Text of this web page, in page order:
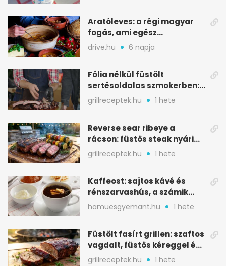
Aratóleves: a régi magyar
fogás, ami egész
csapatokat jóllakatott
drive.hu 6 napja
Fólia nélkül füstölt
sertésoldalas szmokerben:
ropogós bark, 6 óra
grillreceptek.hu 1 hete
Reverse sear ribeye a
rácson: füstös steak nyári
tökkebabbal
grillreceptek.hu 1 hete
Kaffeost: sajtos kávé és
rénszarvashús, a számik
melegítő itala
hamuesgyemant.hu 1 hete
Füstölt fasírt grillen: szaftos
vagdalt, füstös kéreggel és
BBQ mázzal
grillreceptek.hu 1 hete